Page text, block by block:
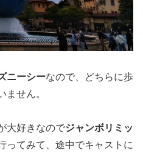
ニーシーなので、どちらに歩
ません。
大好きなのでジャンボリミッ
ってみて、途中でキャストに